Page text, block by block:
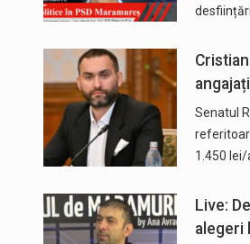
Senatul
1.450
Live:
alegeri